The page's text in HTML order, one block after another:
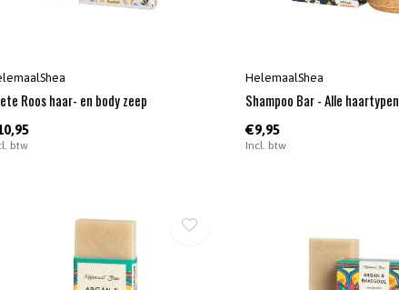
Roos haar- en body zeep
btw
HelemaalShea
Shampoo Bar - Alle haartypen
€9,95
Incl. btw